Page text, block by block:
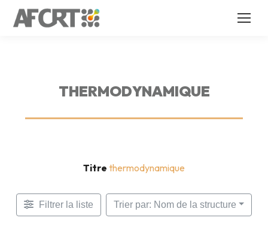
THERMODYNAMIQUE
Titre thermodynamique
Filtrer la liste Trier par: Nom de la structure